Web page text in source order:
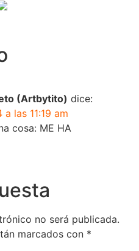
(Artbytito) dice:
las 11:19 am
cosa: ME HA
no será publicada.
marcados con *